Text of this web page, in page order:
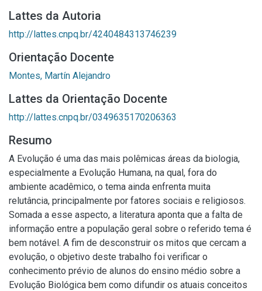
Lattes da Autoria
http://lattes.cnpq.br/4240484313746239
Orientação Docente
Montes, Martín Alejandro
Lattes da Orientação Docente
http://lattes.cnpq.br/0349635170206363
Resumo
A Evolução é uma das mais polêmicas áreas da biologia,
especialmente a Evolução Humana, na qual, fora do
ambiente acadêmico, o tema ainda enfrenta muita
relutância, principalmente por fatores sociais e religiosos.
Somada a esse aspecto, a literatura aponta que a falta de
informação entre a população geral sobre o referido tema é
bem notável. A fim de desconstruir os mitos que cercam a
evolução, o objetivo deste trabalho foi verificar o
conhecimento prévio de alunos do ensino médio sobre a
Evolução Biológica bem como difundir os atuais conceitos